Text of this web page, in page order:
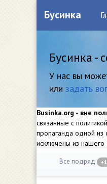
Бусинка
Бусинка -
У нас вы
или задать
Businka.org - вне
связанные с
пропаганда одной из
исключены из нашего
Все подряд +1